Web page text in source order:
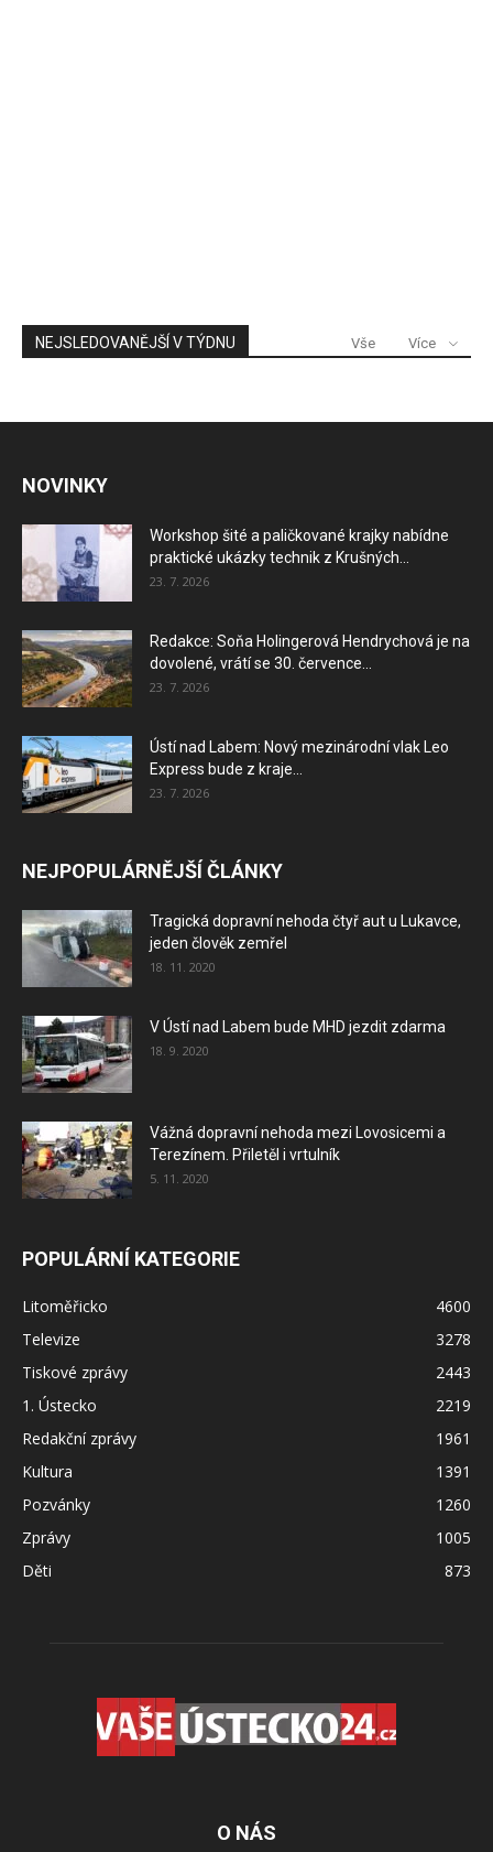
NEJSLEDOVANĚJŠÍ V TÝDNU Vše Více
NOVINKY
Workshop šité a paličkované krajky nabídne
praktické ukázky technik z Krušných...
23. 7. 2026
Redakce: Soňa Holingerová Hendrychová je na
dovolené, vrátí se 30. července...
23. 7. 2026
Ústí nad Labem: Nový mezinárodní vlak Leo
Express bude z kraje...
23. 7. 2026
NEJPOPULÁRNĚJŠÍ ČLÁNKY
Tragická dopravní nehoda čtyř aut u Lukavce,
jeden člověk zemřel
18. 11. 2020
V Ústí nad Labem bude MHD jezdit zdarma
18. 9. 2020
Vážná dopravní nehoda mezi Lovosicemi a
Terezínem. Přiletěl i vrtulník
5. 11. 2020
POPULÁRNÍ KATEGORIE
Litoměřicko
4600
Televize
3278
Tiskové zprávy
2443
1. Ústecko
2219
Redakční zprávy
1961
Kultura
1391
Pozvánky
1260
Zprávy
1005
Děti
873
O NÁS